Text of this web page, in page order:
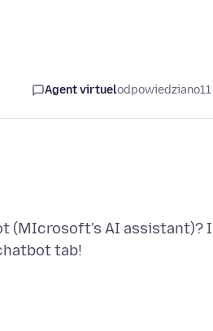
Agent virtuelodpowiedziano
(MIcrosoft's AI assistant)?